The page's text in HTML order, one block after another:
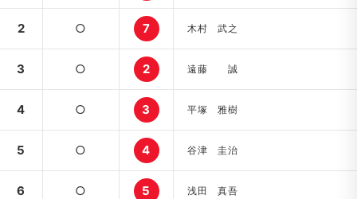
2 ○ 7 木村 武之
3 ○ 2 遠藤 誠
4 ○ 3 平塚 雅樹
5 ○ 4 谷津 圭治
6 ○ 5 浅田 真吾